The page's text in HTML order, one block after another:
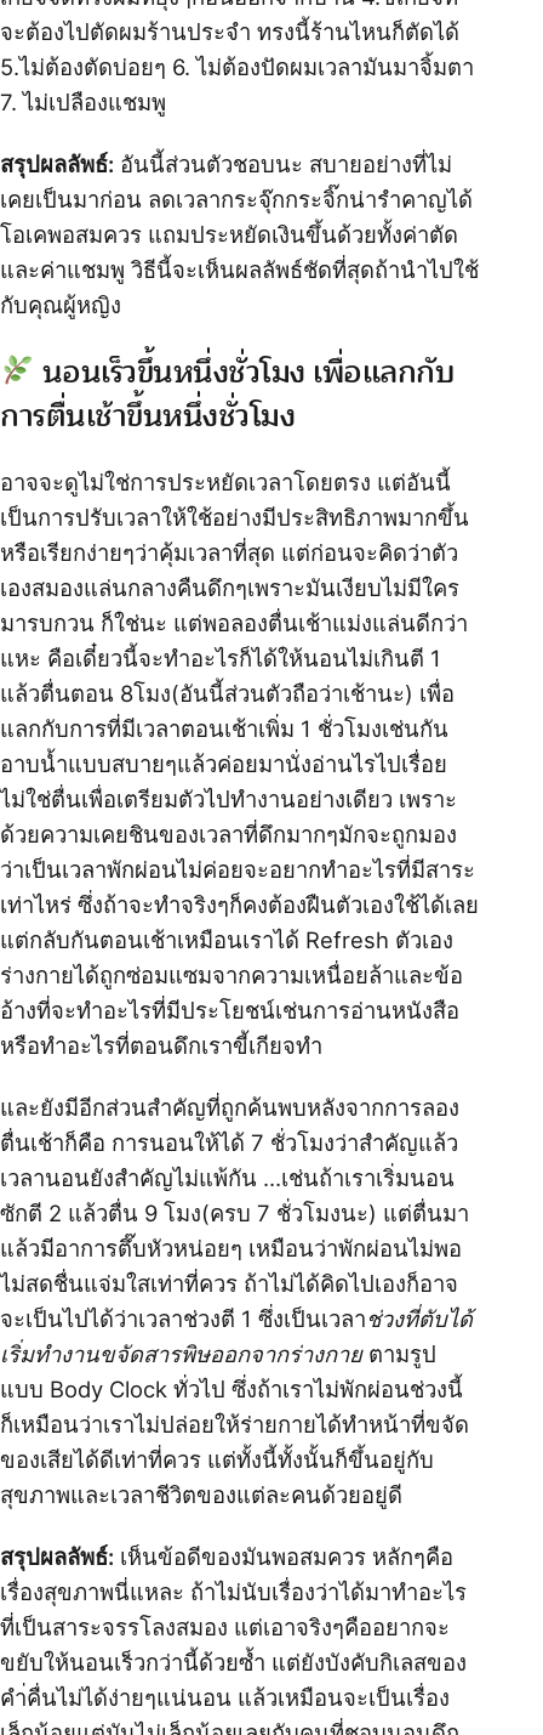
จะต้องไปตัดผมร้านประจำ ทรงนี้ร้านไหนก็ตัดได้
5.ไม่ต้องตัดบ่อยๆ 6. ไม่ต้องปัดผมเวลามันมาจิ้มตา
7. ไม่เปลืองแชมพู
สรุปผลลัพธ์: อันนี้ส่วนตัวชอบนะ สบายอย่างที่ไม่
เคยเป็นมาก่อน ลดเวลากระจุ๊กกระจิ๊กน่ารำคาญได้
โอเคพอสมควร แถมประหยัดเงินขึ้นด้วยทั้งค่าตัด
และค่าแชมพู วิธีนี้จะเห็นผลลัพธ์ชัดที่สุดถ้านำไปใช้
กับคุณผู้หญิง
นอนเร็วขึ้นหนึ่งชั่วโมง เพื่อแลกกับ
การตื่นเช้าขึ้นหนึ่งชั่วโมง
อาจจะดูไม่ใช่การประหยัดเวลาโดยตรง แต่อันนี้
เป็นการปรับเวลาให้ใช้อย่างมีประสิทธิภาพมากขึ้น
หรือเรียกง่ายๆว่าคุ้มเวลาที่สุด แต่ก่อนจะคิดว่าตัว
เองสมองแล่นกลางคืนดึกๆเพราะมันเงียบไม่มีใคร
มารบกวน ก็ใช่นะ แต่พอลองตื่นเช้าแม่งแล่นดีกว่า
แหะ คือเดี๋ยวนี้จะทำอะไรก็ได้ให้นอนไม่เกินตี 1
แล้วตื่นตอน 8โมง(อันนี้ส่วนตัวถือว่าเช้านะ) เพื่อ
แลกกับการที่มีเวลาตอนเช้าเพิ่ม 1 ชั่วโมงเช่นกัน
อาบน้ำแบบสบายๆแล้วค่อยมานั่งอ่านไรไปเรื่อย
ไม่ใช่ตื่นเพื่อเตรียมตัวไปทำงานอย่างเดียว เพราะ
ด้วยความเคยชินของเวลาที่ดึกมากๆมักจะถูกมอง
ว่าเป็นเวลาพักผ่อนไม่ค่อยจะอยากทำอะไรที่มีสาระ
เท่าไหร่ ซึ่งถ้าจะทำจริงๆก็คงต้องฝืนตัวเองใช้ได้เลย
แต่กลับกันตอนเช้าเหมือนเราได้ Refresh ตัวเอง
ร่างกายได้ถูกซ่อมแซมจากความเหนื่อยล้าและข้อ
อ้างที่จะทำอะไรที่มีประโยชน์เช่นการอ่านหนังสือ
หรือทำอะไรที่ตอนดึกเราขี้เกียจทำ
และยังมีอีกส่วนสำคัญที่ถูกค้นพบหลังจากการลอง
ตื่นเช้าก็คือ การนอนให้ได้ 7 ชั่วโมงว่าสำคัญแล้ว
เวลานอนยังสำคัญไม่แพ้กัน …เช่นถ้าเราเริ่มนอน
ซักตี 2 แล้วตื่น 9 โมง(ครบ 7 ชั่วโมงนะ) แต่ตื่นมา
แล้วมีอาการตึ๊บหัวหน่อยๆ เหมือนว่าพักผ่อนไม่พอ
ไม่สดชื่นแจ่มใสเท่าที่ควร ถ้าไม่ได้คิดไปเองก็อาจ
จะเป็นไปได้ว่าเวลาช่วงตี 1 ซึ่งเป็นเวลาช่วงที่ตับได้
เริ่มทำงานขจัดสารพิษออกจากร่างกายตามรูป
แบบ Body Clock ทั่วไป ซึ่งถ้าเราไม่พักผ่อนช่วงนี้
ก็เหมือนว่าเราไม่ปล่อยให้ร่ายกายได้ทำหน้าที่ขจัด
ของเสียได้ดีเท่าที่ควร แต่ทั้งนี้ทั้งนั้นก็ขึ้นอยู่กับ
สุขภาพและเวลาชีวิตของแต่ละคนด้วยอยู่ดี
สรุปผลลัพธ์: เห็นข้อดีของมันพอสมควร หลักๆคือ
เรื่องสุขภาพนี่แหละ ถ้าไม่นับเรื่องว่าได้มาทำอะไร
ที่เป็นสาระจรรโลงสมอง แต่เอาจริงๆคืออยากจะ
ขยับให้นอนเร็วกว่านี้ด้วยซ้ำ แต่ยังบังคับกิเลสของ
คำ่คื่นไม่ได้ง่ายๆแน่นอน แล้วเหมือนจะเป็นเรื่อง